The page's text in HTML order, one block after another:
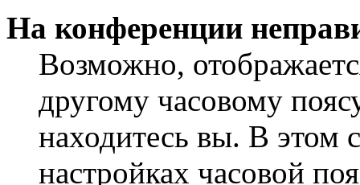
На конференции
Возможно,
другому часовому
находитесь вы. В этом
настройках часовой